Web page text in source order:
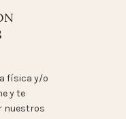
física y/o
y te
nuestros